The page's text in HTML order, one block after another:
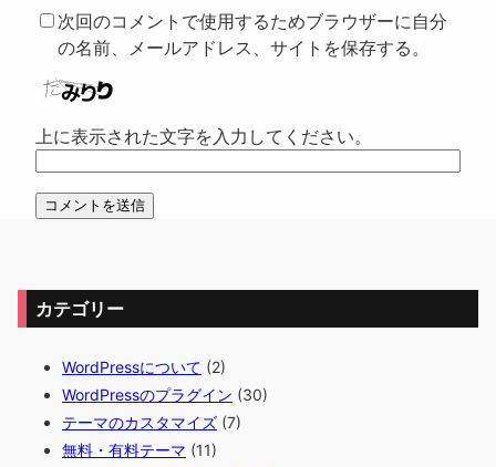
次回のコメントで使用するためブラウザーに自分
の名前、メールアドレス、サイトを保存する。
上に表示された文字を入力してください。
カテゴリー
WordPressについて (2)
WordPressのプラグイン (30)
テーマのカスタマイズ (7)
無料・有料テーマ (11)